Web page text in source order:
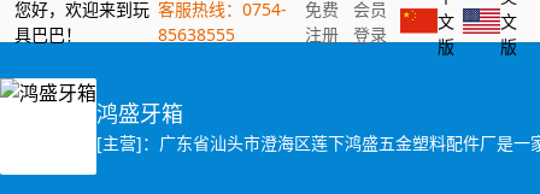
您好，欢迎来到玩
具巴巴！
客服热线：0754-
85638555
免费
注册
会员
登录
文
版
文
版
鸿盛牙箱